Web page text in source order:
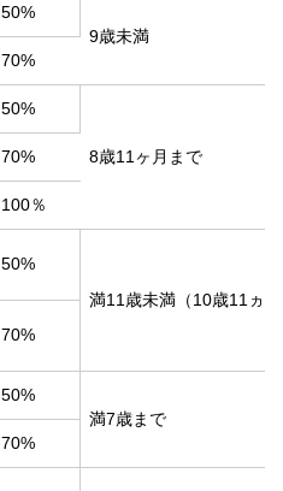
50%
9歳未満
70%
50%
8歳11ヶ月まで
70%
100％
50%
満11歳未満（10歳11ヵ
70%
50%
満7歳まで
70%